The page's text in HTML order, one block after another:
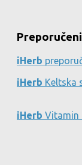
iHerb
iHerb Keltska
iHerb Vitamin